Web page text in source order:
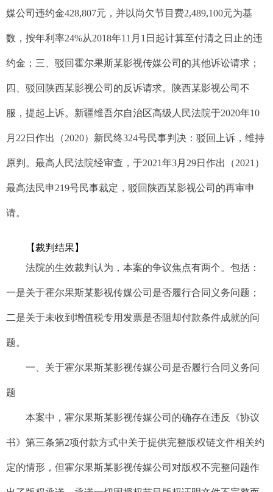
媒公司违约金428,807元，并以尚欠节目费2,489,100元为基
数，按年利率24%从2018年11月1日起计算至付清之日止的违
约金；三、驳回霍尔果斯某影视传媒公司的其他诉讼请求；
四、驳回陕西某影视公司的反诉请求。陕西某影视公司不
服，提起上诉。新疆维吾尔自治区高级人民法院于2020年10
月22日作出（2020）新民终324号民事判决：驳回上诉，维持
原判。最高人民法院经审查，于2021年3月29日作出（2021）
最高法民申219号民事裁定，驳回陕西某影视公司的再审申
请。
【裁判结果】
法院的生效裁判认为，本案的争议焦点有两个。包括：
一是关于霍尔果斯某影视传媒公司是否履行合同义务问题；
二是关于未收到增值税专用发票是否阻却付款条件成就的问
题。
一、关于霍尔果斯某影视传媒公司是否履行合同义务问
题
本案中，霍尔果斯某影视传媒公司的确存在违反《协议
书》第三条第2项付款方式中关于提供完整版权链文件相关约
定的情形，但霍尔果斯某影视传媒公司对版权不完整问题作